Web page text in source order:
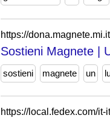
https://
Sostieni Magnete |
sostieni magnete un
https://local.fedex.com/it-